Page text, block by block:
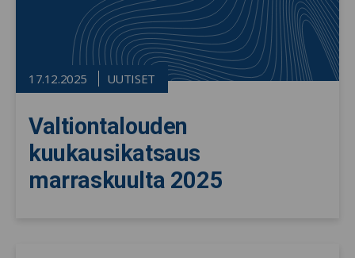
17.12.2025 UUTISET
Valtiontalouden
kuukausikatsaus
marraskuulta 2025